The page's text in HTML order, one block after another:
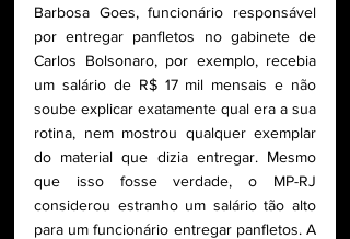
Barbosa Goes, funcionário responsável
por entregar panfletos no gabinete de
Carlos Bolsonaro, por exemplo, recebia
um salário de R$ 17 mil mensais e não
soube explicar exatamente qual era a sua
rotina, nem mostrou qualquer exemplar
do material que dizia entregar. Mesmo
que isso fosse verdade, o MP-RJ
considerou estranho um salário tão alto
para um funcionário entregar panfletos. A